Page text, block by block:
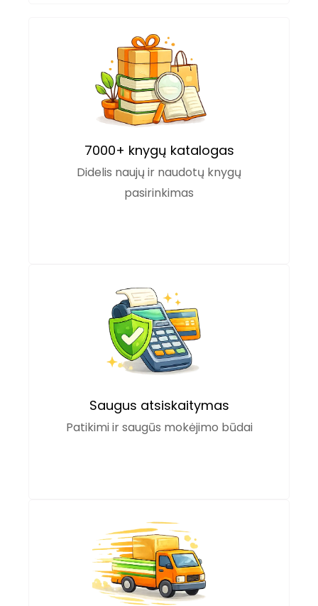
7000+ knygų katalogas
Didelis naujų ir naudotų knygų
pasirinkimas
Saugus atsiskaitymas
Patikimi ir saugūs mokėjimo būdai